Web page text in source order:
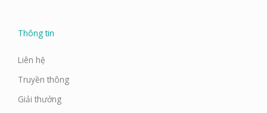
Thông tin
Liên hệ
Truyền thông
Giải thưởng